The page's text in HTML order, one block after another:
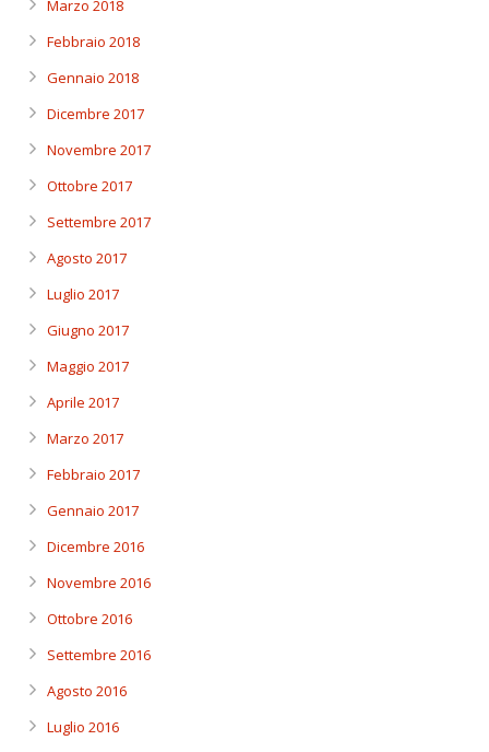
Marzo 2018
Febbraio 2018
Gennaio 2018
Dicembre 2017
Novembre 2017
Ottobre 2017
Settembre 2017
Agosto 2017
Luglio 2017
Giugno 2017
Maggio 2017
Aprile 2017
Marzo 2017
Febbraio 2017
Gennaio 2017
Dicembre 2016
Novembre 2016
Ottobre 2016
Settembre 2016
Agosto 2016
Luglio 2016